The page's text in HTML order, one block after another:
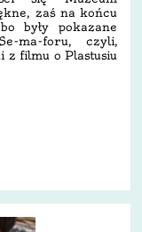
zaś na końcu
były pokazane
ma-foru, czyli,
z filmu o Plastusiu